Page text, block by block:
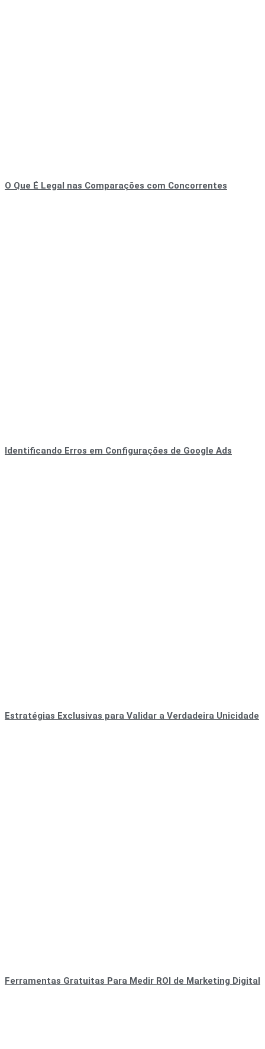
O Que É Legal nas Comparações com Concorrentes
Identificando Erros em Configurações de Google Ads
Estratégias Exclusivas para Validar a Verdadeira Unicidade
Ferramentas Gratuitas Para Medir ROI de Marketing Digital